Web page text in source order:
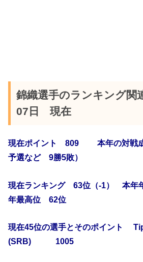
錦織選手のランキング
07日 現在
現在ポイント 809 本年の対戦
予選など 9勝5敗）
現在ランキング 63位（-1）
年最高位 62位
現在45位の選手とそのポイント
(SRB) 1005